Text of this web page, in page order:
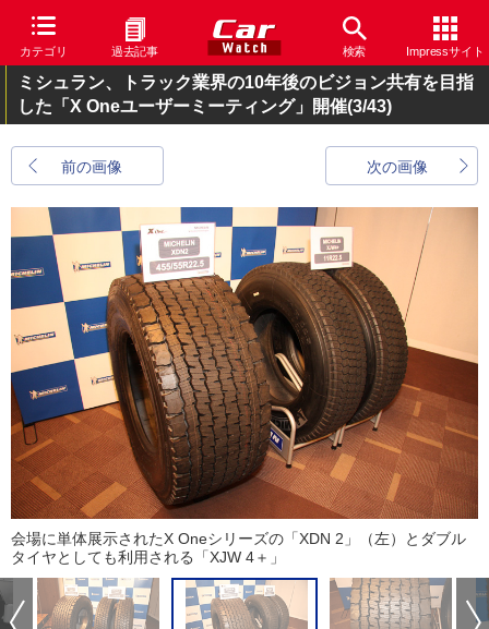
カテゴリ 過去記事 検索 Impressサイト
ミシュラン、トラック業界の10年後のビジョン共有を目指
した「X Oneユーザーミーティング」開催(3/43)
前の画像 次の画像
会場に単体展示されたX Oneシリーズの「XDN 2」（左）とダブル
タイヤとしても利用される「XJW 4＋」